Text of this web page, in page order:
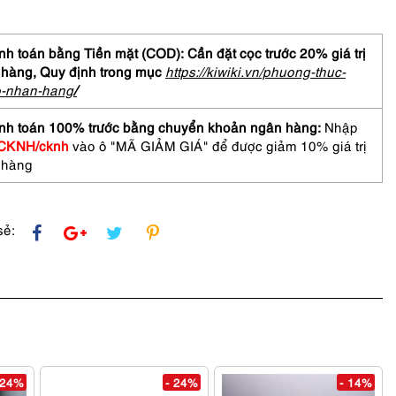
toán bằng Tiền mặt (COD): Cần đặt cọc trước 20% giá trị
Quy định trong mục https://kiwiki.vn/phuong-thuc-
nhan-hang/
toán 100% trước bằng chuyển khoản ngân hàng: Nhập
cknh vào ô "MÃ GIẢM GIÁ" để được giảm 10% giá trị
- 24% - 14%